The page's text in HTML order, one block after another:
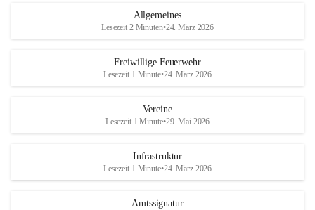
Allgemeines
Lesezeit 2 Minuten•24. März 2026
Freiwillige Feuerwehr
Lesezeit 1 Minute•24. März 2026
Vereine
Lesezeit 1 Minute•29. Mai 2026
Infrastruktur
Lesezeit 1 Minute•24. März 2026
Amtssignatur